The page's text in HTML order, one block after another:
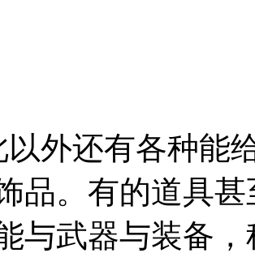
以外还有各种能
品。有的道具
与武器与装备